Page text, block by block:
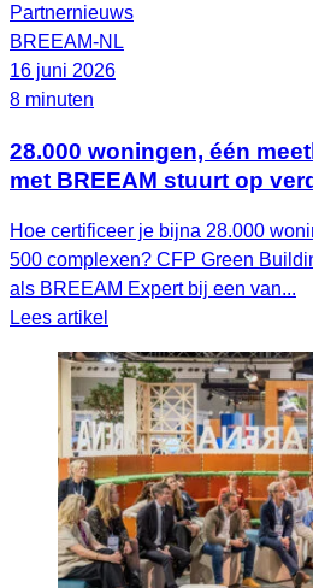
Partnernieuws
BREEAM-NL
16 juni 2026
8 minuten
28.000 woningen, één
met BREEAM stuurt op
Hoe certificeer je bijna 28.000
500 complexen? CFP Green
als BREEAM Expert bij een van...
Lees artikel